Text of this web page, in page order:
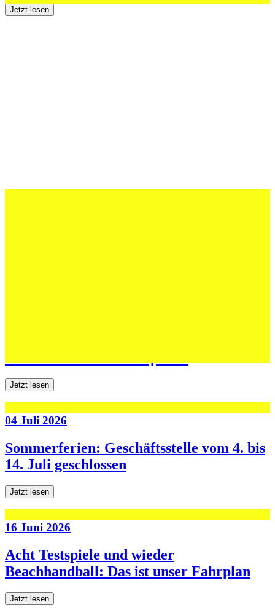
Jetzt lesen
Jetzt lesen
04 Juli 2026
Sommerferien: Geschäftsstelle vom 4. bis
14. Juli geschlossen
Jetzt lesen
16 Juni 2026
Acht Testspiele und wieder
Beachhandball: Das ist unser Fahrplan
Jetzt lesen